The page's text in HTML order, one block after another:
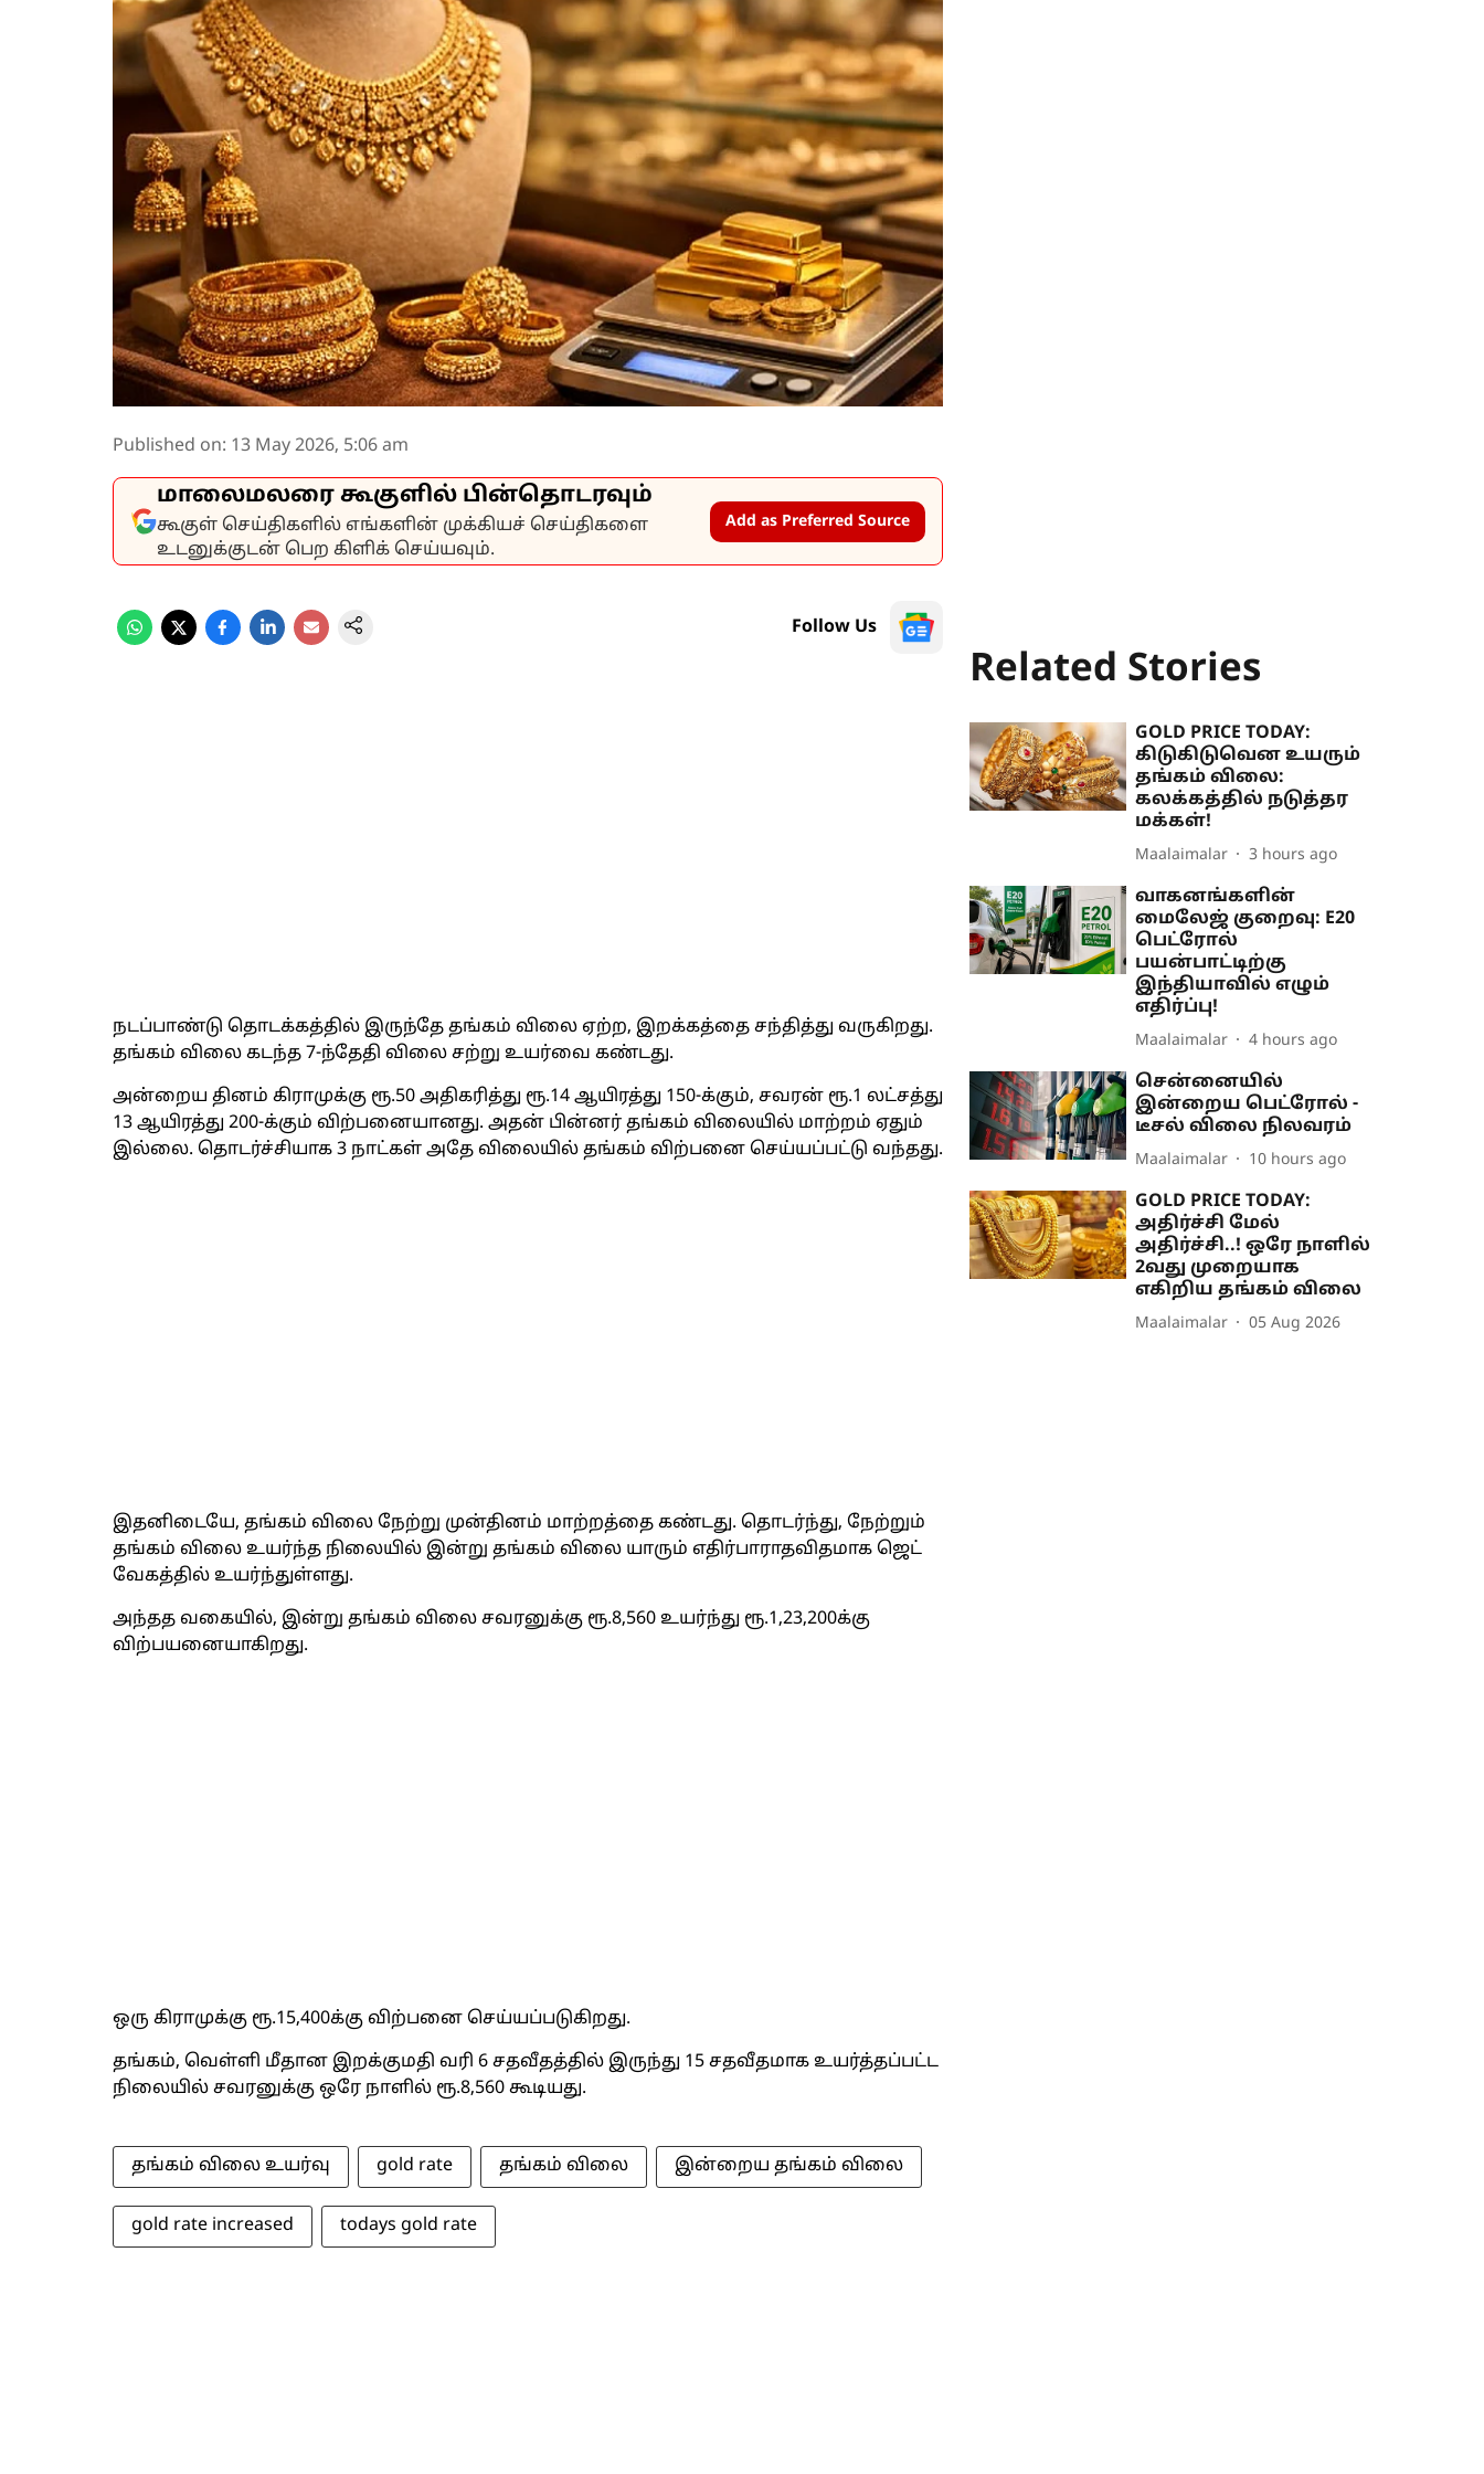
Published on: 13 May 2026, 5:06 am
மாலைமலரை கூகுளில் பின்தொடரவும்
கூகுள் செய்திகளில் எங்களின் முக்கியச் செய்திகளை
உடனுக்குடன் பெற கிளிக் செய்யவும்.
Add as Preferred Source
Follow Us
நடப்பாண்டு தொடக்கத்தில் இருந்தே தங்கம் விலை ஏற்ற, இறக்கத்தை சந்தித்து வருகிறது.
தங்கம் விலை கடந்த 7-ந்தேதி விலை சற்று உயர்வை கண்டது.
அன்றைய தினம் கிராமுக்கு ரூ.50 அதிகரித்து ரூ.14 ஆயிரத்து 150-க்கும், சவரன் ரூ.1 லட்சத்து
13 ஆயிரத்து 200-க்கும் விற்பனையானது. அதன் பின்னர் தங்கம் விலையில் மாற்றம் ஏதும்
இல்லை. தொடர்ச்சியாக 3 நாட்கள் அதே விலையில் தங்கம் விற்பனை செய்யப்பட்டு வந்தது.
இதனிடையே, தங்கம் விலை நேற்று முன்தினம் மாற்றத்தை கண்டது. தொடர்ந்து, நேற்றும்
தங்கம் விலை உயர்ந்த நிலையில் இன்று தங்கம் விலை யாரும் எதிர்பாராதவிதமாக ஜெட்
வேகத்தில் உயர்ந்துள்ளது.
அந்தத வகையில், இன்று தங்கம் விலை சவரனுக்கு ரூ.8,560 உயர்ந்து ரூ.1,23,200க்கு
விற்பயனையாகிறது.
ஒரு கிராமுக்கு ரூ.15,400க்கு விற்பனை செய்யப்படுகிறது.
தங்கம், வெள்ளி மீதான இறக்குமதி வரி 6 சதவீதத்தில் இருந்து 15 சதவீதமாக உயர்த்தப்பட்ட
நிலையில் சவரனுக்கு ஒரே நாளில் ரூ.8,560 கூடியது.
தங்கம் விலை உயர்வு gold rate தங்கம் விலை இன்றைய தங்கம் விலை
gold rate increased todays gold rate
Related Stories
GOLD PRICE TODAY:
கிடுகிடுவென உயரும்
தங்கம் விலை:
கலக்கத்தில் நடுத்தர
மக்கள்!
Maalaimalar 3 hours ago
வாகனங்களின்
மைலேஜ் குறைவு: E20
பெட்ரோல்
பயன்பாட்டிற்கு
இந்தியாவில் எழும்
எதிர்ப்பு!
Maalaimalar 4 hours ago
சென்னையில்
இன்றைய பெட்ரோல் -
டீசல் விலை நிலவரம்
Maalaimalar 10 hours ago
GOLD PRICE TODAY:
அதிர்ச்சி மேல்
அதிர்ச்சி..! ஒரே நாளில்
2வது முறையாக
எகிறிய தங்கம் விலை
Maalaimalar 05 Aug 2026